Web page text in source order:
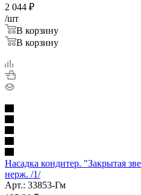
2 044 ₽
/шт
В корзину
В корзину
Насадка кондитер. "Закрытая
нерж. /1/
Арт.: 33853-Гм